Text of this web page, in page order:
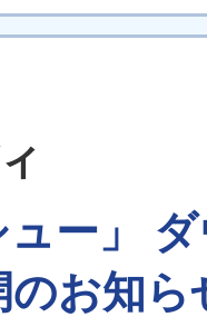
ュー」
のお知ら